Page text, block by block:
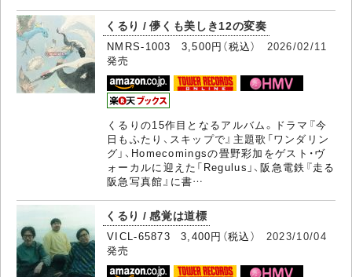
くるり / 儚くも美しき12の変奏
NMRS-1003 3,500円（税込） 2026/02/11
発売
くるりの15作目となるアルバム。ドラマ『今
日もふたり、スキップで』主題歌「ワンダリン
グ」、Homecomingsの畳野彩加をゲスト・ヴ
ォーカルに迎えた「Regulus」、阪急電鉄『走る
阪急写真館』に書…
くるり / 感覚は道標
VICL-65873 3,400円（税込） 2023/10/04
発売